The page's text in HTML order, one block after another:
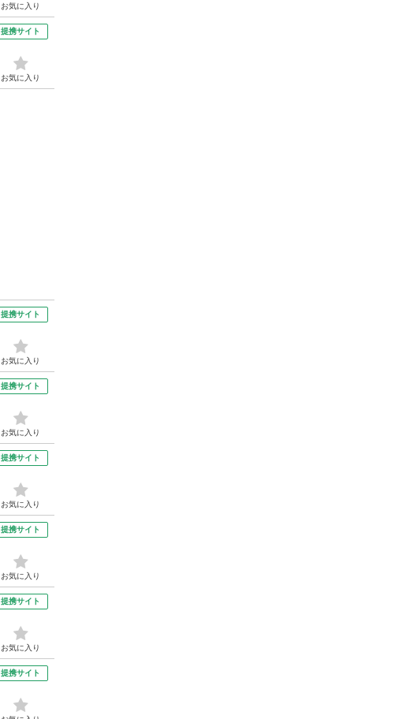
お気に入り
提携サイト
お気に入り
提携サイト
お気に入り
提携サイト
お気に入り
提携サイト
お気に入り
提携サイト
お気に入り
提携サイト
お気に入り
提携サイト